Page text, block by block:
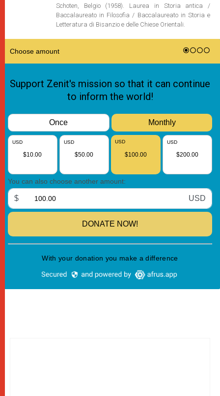
Schoten, Belgio (1958). Laurea in Storia antica /
Baccalaureato in Filosofia / Baccalaureato in Storia e
Letteratura di Bisanzio e delle Chiese Orientali.